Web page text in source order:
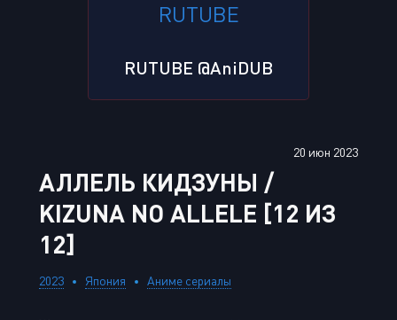
RUTUBE
RUTUBE @AniDUB
20 июн 2023
АЛЛЕЛЬ КИДЗУНЫ /
KIZUNA NO ALLELE [12 ИЗ
12]
2023 Япония Аниме сериалы